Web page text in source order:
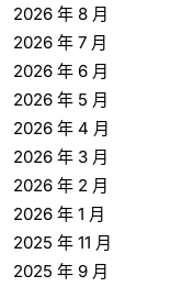
2026 年 8 月
2026 年 7 月
2026 年 6 月
2026 年 5 月
2026 年 4 月
2026 年 3 月
2026 年 2 月
2026 年 1 月
2025 年 11 月
2025 年 9 月